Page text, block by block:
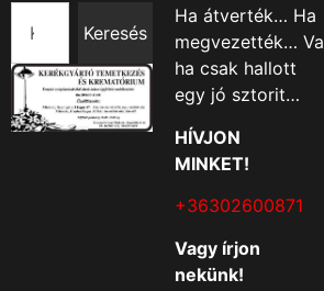
Keresés
Ha átverték… Ha
megvezették…
ha csak hallott
egy jó sztorit…
HÍVJON
MINKET!
+36302600871
Vagy írjon
nekünk!